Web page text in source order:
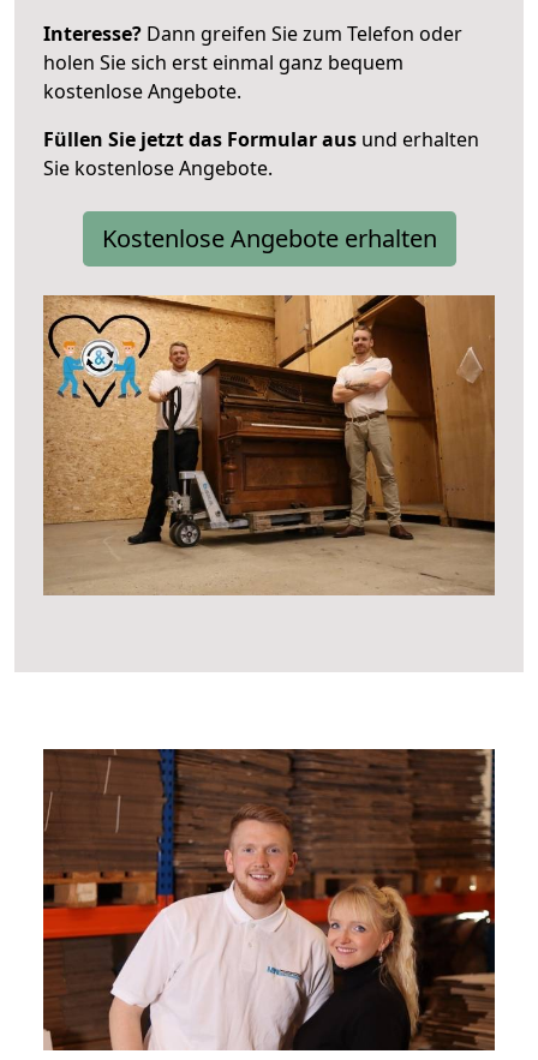
Interesse? Dann greifen Sie zum Telefon oder
holen Sie sich erst einmal ganz bequem
kostenlose Angebote.
Füllen Sie jetzt das Formular aus und erhalten
Sie kostenlose Angebote.
Kostenlose Angebote erhalten